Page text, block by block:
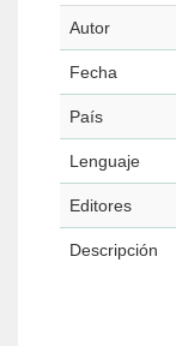
Autor
Fecha
País
Lenguaje
Editores
Descripción